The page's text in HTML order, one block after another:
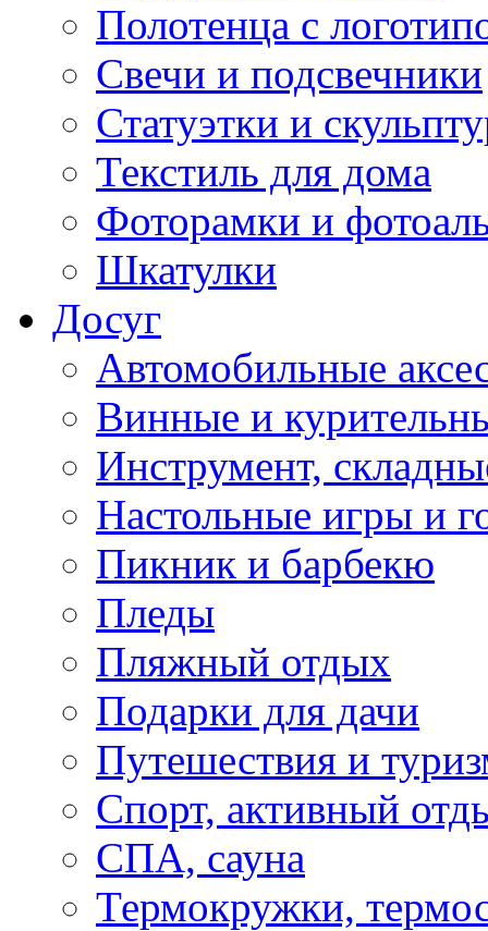
Полотенца с
Свечи и подсвечники
Статуэтки и
Текстиль для дома
Фоторамки и
Шкатулки
Досуг
Автомобильные
Винные и
Инструмент,
Настольные игры и
Пикник и барбекю
Пледы
Пляжный отдых
Подарки для дачи
Путешествия и
Спорт, активный
СПА, сауна
Термокружки,